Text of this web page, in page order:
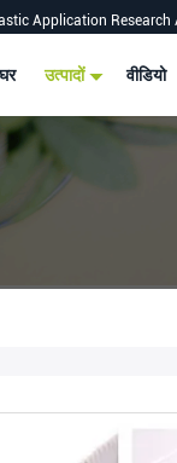
Application Research
घर उत्पादों वीडियो